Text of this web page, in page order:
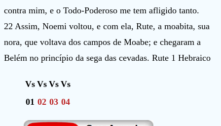
contra mim, e o Todo-Poderoso me tem afligido tanto.
22 Assim, Noemi voltou, e com ela, Rute, a moabita, sua
nora, que voltava dos campos de Moabe; e chegaram a
Belém no princípio da sega das cevadas. Rute 1 Hebraico
Vs Vs Vs Vs
01 02 03 04